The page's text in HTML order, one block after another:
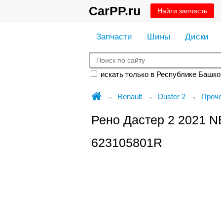
CarPP.ru Найти запчасть
Запчасти Шины Диски
искать только в Республике
Renault Duster 2
Рено Дастер 2 2021
623105801R